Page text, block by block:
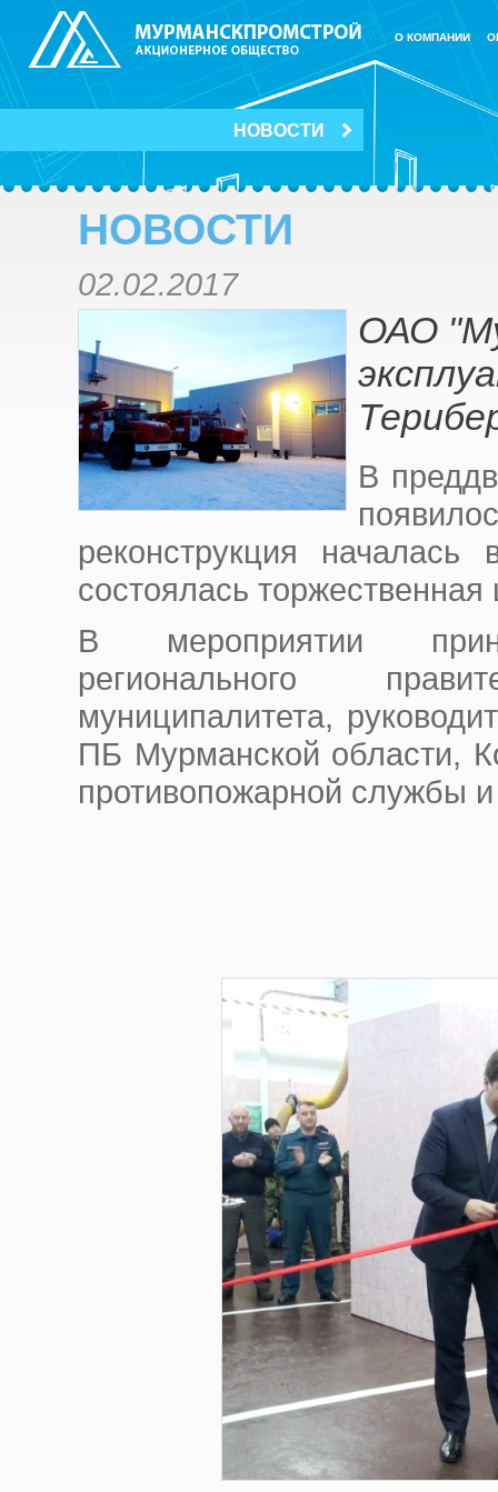
О КОМПАНИИ
НОВОСТИ
НОВОСТИ
02.02.2017
ОАО
В
реконструкция началась
состоялась
В мероприятии
регионального
муниципалитета,
ПБ Мурманской области,
противопожарной службы